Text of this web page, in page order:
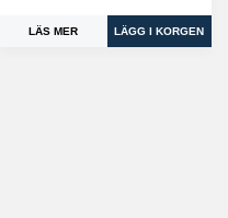
LÄS MER